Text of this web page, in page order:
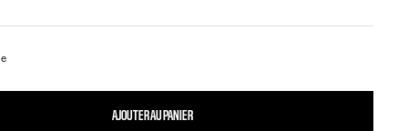
AJOUTER AU PANIER